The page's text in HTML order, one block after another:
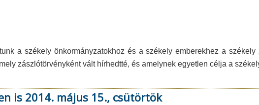
a székely önkormányzatokhoz és a székely emberekhez a
zászlótörvényként vált hírhedtté, és amelynek egyetlen célja a
is 2014. május 15., csütörtök